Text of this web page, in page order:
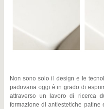
Non sono solo il design e le
padovana oggi è in grado di
attraverso un lavoro di ricerca
formazione di antiestetiche